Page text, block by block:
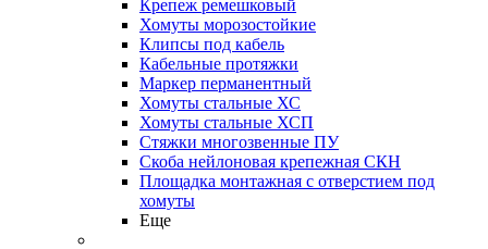
Крепеж ремешковый
Хомуты морозостойкие
Клипсы под кабель
Кабельные протяжки
Маркер перманентный
Хомуты стальные ХС
Хомуты стальные ХСП
Стяжки многозвенные ПУ
Скоба нейлоновая крепежная СКН
Площадка монтажная с отверстием под
хомуты
Еще